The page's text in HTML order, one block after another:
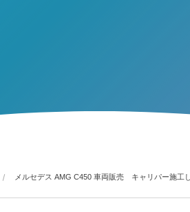
メルセデス AMG C450 車両販売 キャリパー施工